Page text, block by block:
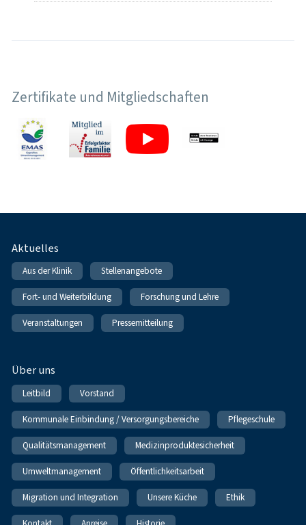
Zertifikate und Mitgliedschaften
Fußnavigation
Aktuelles
Aus der Klinik Stellenangebote
Fort- und Weiterbildung Forschung und Lehre
Veranstaltungen Pressemitteilung
Über uns
Leitbild Vorstand
Kommunale Einbindung / Versorgungsbereiche Pflegeschule
Qualitätsmanagement Medizinproduktesicherheit
Umweltmanagement Öffentlichkeitsarbeit
Migration und Integration Unsere Küche Ethik